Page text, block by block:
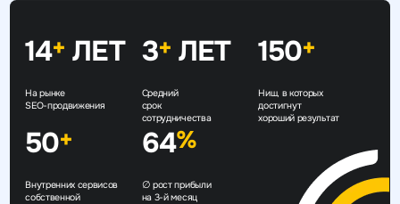
14+ ЛЕТ
На рынке
SEO-продвижения
3+ ЛЕТ
Средний
срок
сотрудничества
150+
Ниш, в которых
достигнут
хороший результат
50+
Внутренних сервисов
собственной
64%
∅ рост прибыли
на 3-й месяц